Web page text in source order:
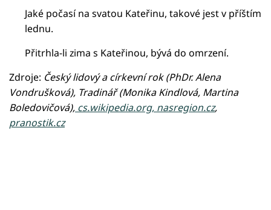
Jaké počasí na svatou Kateřinu, takové jest v příštím
lednu.
Přitrhla-li zima s Kateřinou, bývá do omrzení.
Zdroje: Český lidový a církevní rok (PhDr. Alena
Vondrušková), Tradinář (Monika Kindlová, Martina
Boledovičová), cs.wikipedia.org, nasregion.cz,
pranostik.cz